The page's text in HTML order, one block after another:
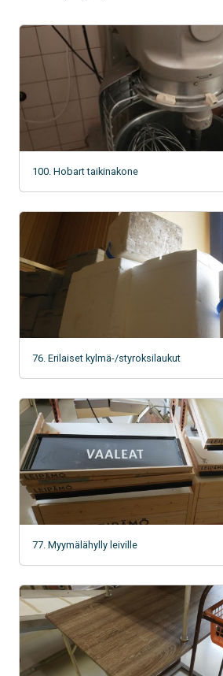
100. Hobart taikinakone
76. Erilaiset kylmä-/styroksilaukut
77. Myymälähylly leiville